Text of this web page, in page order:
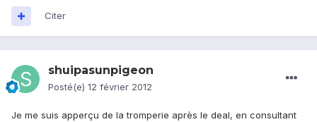
Citer
shuipasunpigeon
Posté(e) 12 février 2012
Je me suis apperçu de la tromperie après le deal, en consultant